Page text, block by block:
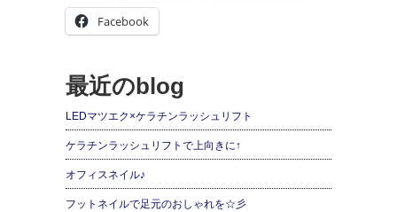
Facebook
最近のblog
LEDマツエク×ケラチンラッシュリフト
ケラチンラッシュリフトで上向きに↑
オフィスネイル♪
フットネイルで足元のおしゃれを☆彡